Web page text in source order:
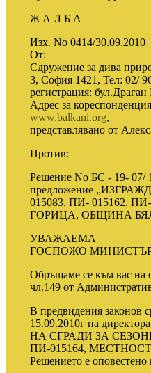
Ж А Л Б А
Изх. No 0414/30.09.2010
От:
Сдружение за дива
3, София 1421, Тел: 02/
регистрация:
Адрес за
www.balkani.org,
представлявано от
Против:
Решение No БС - 19- 07/
предложение
015083, ПИ- 015162,
ГОРИЦА, ОБЩИНА
УВАЖАЕМА
ГОСПОЖО
Обръщаме се към вас на
чл.149 от
В предвидения законов
15.09.2010г на
НА СГРАДИ ЗА
ПИ-015164,
Решението е